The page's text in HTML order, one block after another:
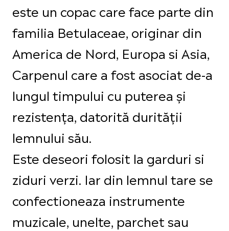
este un copac care face parte din
familia Betulaceae, originar din
America de Nord, Europa si Asia,
Carpenul care a fost asociat de-a
lungul timpului cu puterea și
rezistența, datorită durității
lemnului său.
Este deseori folosit la garduri si
ziduri verzi. Iar din lemnul tare se
confectioneaza instrumente
muzicale, unelte, parchet sau